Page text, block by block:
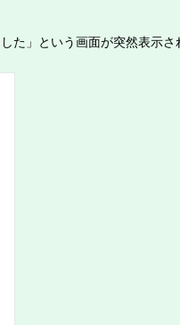
た」という画面が突然表示さ